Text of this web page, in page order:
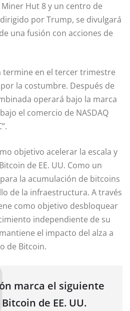
Hut 8 y un centro de
por Trump, se divulgará
una fusión con acciones de
termine en el tercer trimestre
la costumbre. Después de
operará bajo la marca
el comercio de NASDAQ
objetivo acelerar la escala y
de EE. UU. Como un
la acumulación de bitcoins
de la infraestructura. A través
como objetivo desbloquear
independiente de su
el impacto del alza a
de Bitcoin.
marca el siguiente
de EE. UU.